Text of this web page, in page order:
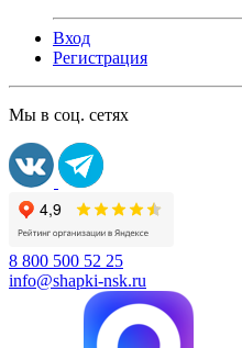
Вход
Регистрация
Мы в соц. сетях
8 800 500 52 25
info@shapki-nsk.ru